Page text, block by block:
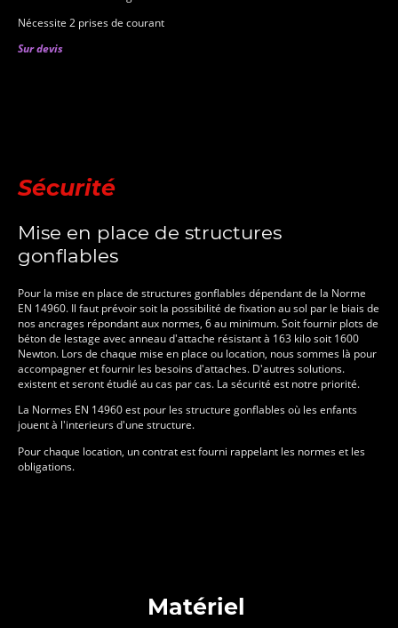
Nécessite 2 prises de courant
Sur devis
Sécurité
Mise en place de structures
gonflables
Pour la mise en place de structures gonflables dépendant de la Norme
EN 14960. Il faut prévoir soit la possibilité de fixation au sol par le biais de
nos ancrages répondant aux normes, 6 au minimum. Soit fournir plots de
béton de lestage avec anneau d'attache résistant à 163 kilo soit 1600
Newton. Lors de chaque mise en place ou location, nous sommes là pour
accompagner et fournir les besoins d'attaches. D'autres solutions.
existent et seront étudié au cas par cas. La sécurité est notre priorité.
La Normes EN 14960 est pour les structure gonflables où les enfants
jouent à l'interieurs d'une structure.
Pour chaque location, un contrat est fourni rappelant les normes et les
obligations.
Matériel